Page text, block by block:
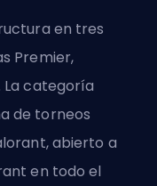
en tres
Premier,
categoría
de torneos
abierto a
en todo el